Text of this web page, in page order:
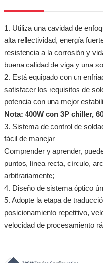
1. Utiliza una cavidad de
alta reflectividad, energía
resistencia a la corrosión y
buena calidad de viga y una
2. Está equipado con un
satisfacer los requisitos de
potencia con una mejor
Nota: 400W con 3P chiller,
3. Sistema de control de
fácil de manejar
Comprender y aprender,
puntos, línea recta, círculo,
arbitrariamente;
4. Diseño de sistema óptico
5. Adopte la etapa de
posicionamiento repetitivo,
velocidad de procesamiento